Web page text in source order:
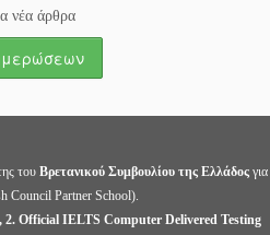
νέα άρθρα
του Βρετανικού Συμβουλίου της Ελλάδοςγια
Council Partner School).
Official IELTS Computer Delivered Testing